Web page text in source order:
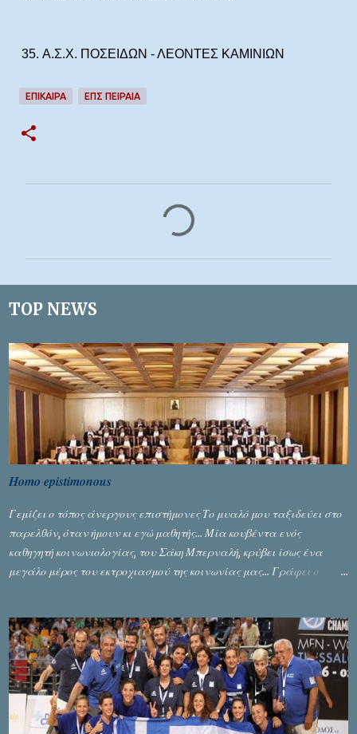
35. A.Σ.Χ. ΠΟΣΕΙΔΩΝ - ΛΕΟΝΤΕΣ ΚΑΜΙΝΙΩΝ
ΕΠΊΚΑΙΡΑ ΕΠΣ ΠΕΙΡΑΙΆ
ι
TOP NEWS
Homo epistimonous
Γεμίζει ο τόπος άνεργους επιστήμονες Το μυαλό μου ταξιδεύει στο
παρελθόν, όταν ήμουν κι εγώ μαθητής... Μία κουβέντα ενός
καθηγητή κοινωνιολογίας, του Σάκη Μπερναλή, κρύβει ίσως ένα
μεγάλο μέρος του εκτροχιασμού της κοινωνίας μας... Γράφει ο